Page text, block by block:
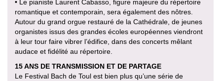
• Le pianiste Laurent Cabasso, figure majeure du répertoire
romantique et contemporain, sera également des nôtres.
Autour du grand orgue restauré de la Cathédrale, de jeunes
organistes issus des grandes écoles européennes viendront
à leur tour faire vibrer l’édifice, dans des concerts mêlant
audace et fidélité au répertoire.
15 ANS DE TRANSMISSION ET DE PARTAGE
Le Festival Bach de Toul est bien plus qu’une série de